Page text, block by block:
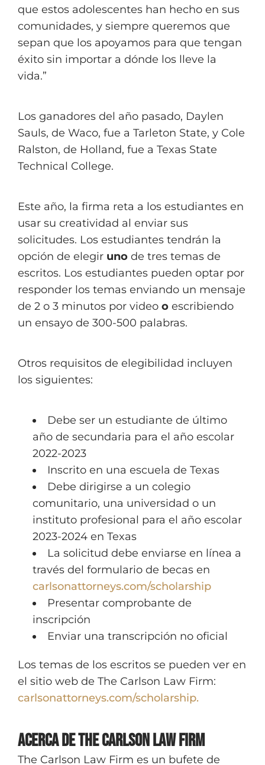
que estos adolescentes han hecho en sus
comunidades, y siempre queremos que
sepan que los apoyamos para que tengan
éxito sin importar a dónde los lleve la
vida.”
Los ganadores del año pasado, Daylen
Sauls, de Waco, fue a Tarleton State, y Cole
Ralston, de Holland, fue a Texas State
Technical College.
Este año, la firma reta a los estudiantes en
usar su creatividad al enviar sus
solicitudes. Los estudiantes tendrán la
opción de elegir uno de tres temas de
escritos. Los estudiantes pueden optar por
responder los temas enviando un mensaje
de 2 o 3 minutos por video o escribiendo
un ensayo de 300-500 palabras.
Otros requisitos de elegibilidad incluyen
los siguientes:
Debe ser un estudiante de último
año de secundaria para el año escolar
2022-2023
Inscrito en una escuela de Texas
Debe dirigirse a un colegio
comunitario, una universidad o un
instituto profesional para el año escolar
2023-2024 en Texas
La solicitud debe enviarse en línea a
través del formulario de becas en
carlsonattorneys.com/scholarship
Presentar comprobante de
inscripción
Enviar una transcripción no oficial
Los temas de los escritos se pueden ver en
el sitio web de The Carlson Law Firm:
carlsonattorneys.com/scholarship.
Acerca de The Carlson Law Firm
The Carlson Law Firm es un bufete de